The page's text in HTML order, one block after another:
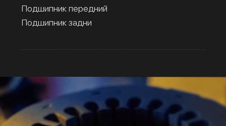
Подшипник передний
Подшипник задни